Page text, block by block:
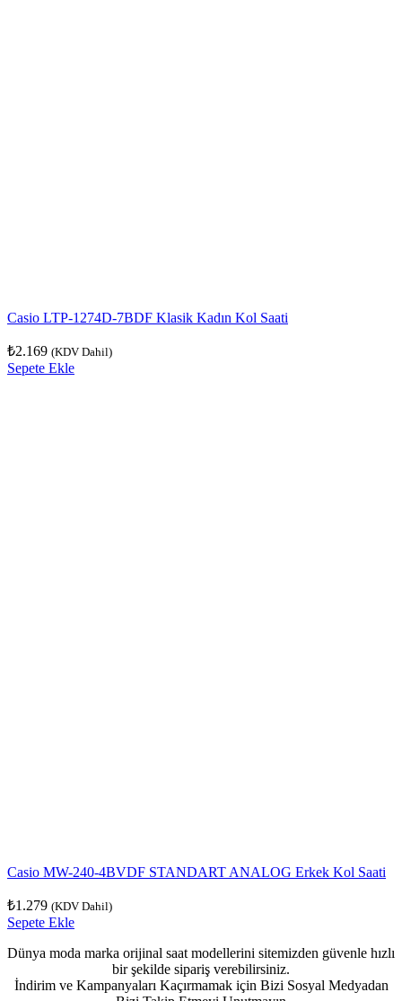
Casio LTP-1274D-7BDF Klasik Kadın Kol Saati
₺2.169 (KDV Dahil)
Sepete Ekle
Casio MW-240-4BVDF STANDART ANALOG Erkek Kol Saati
₺1.279 (KDV Dahil)
Sepete Ekle
Dünya moda marka orijinal saat modellerini sitemizden güvenle hızlı
bir şekilde sipariş verebilirsiniz.
İndirim ve Kampanyaları Kaçırmamak için Bizi Sosyal Medyadan